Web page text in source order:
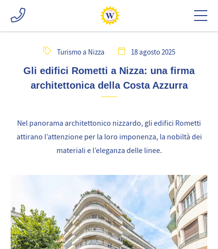
Turismo a Nizza 18 agosto 2025
Gli edifici Rometti a Nizza: una firma
architettonica della Costa Azzurra
Nel panorama architettonico nizzardo, gli edifici Rometti
attirano l’attenzione per la loro imponenza, la nobiltà dei
materiali e l’eleganza delle linee.